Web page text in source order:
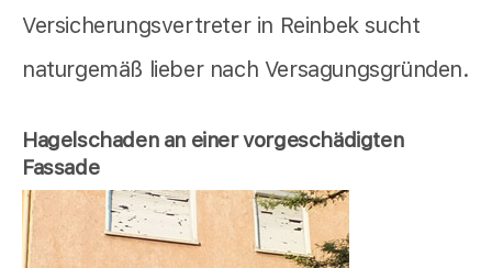
Versicherungsvertreter in Reinbek sucht
naturgemäß lieber nach Versagungsgründen.
Hagelschaden an einer vorgeschädigten
Fassade